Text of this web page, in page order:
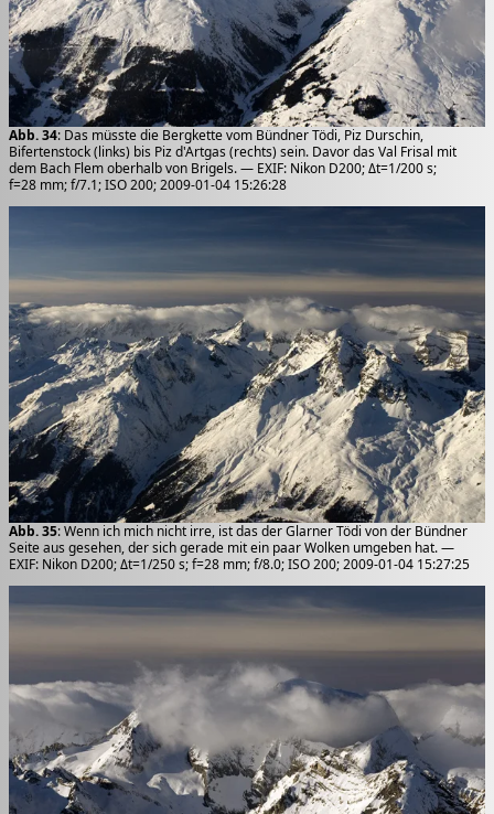
Abb. 34: Das müsste die Bergkette vom Bündner Tödi, Piz Durschin,
Bifertenstock (links) bis Piz d'Artgas (rechts) sein. Davor das Val Frisal mit
dem Bach Flem oberhalb von Brigels. — EXIF: Nikon D200; Δt=1/200 s;
f=28 mm; f/7.1; ISO 200; 2009-01-04 15:26:28
Abb. 35: Wenn ich mich nicht irre, ist das der Glarner Tödi von der Bündner
Seite aus gesehen, der sich gerade mit ein paar Wolken umgeben hat. —
EXIF: Nikon D200; Δt=1/250 s; f=28 mm; f/8.0; ISO 200; 2009-01-04 15:27:25